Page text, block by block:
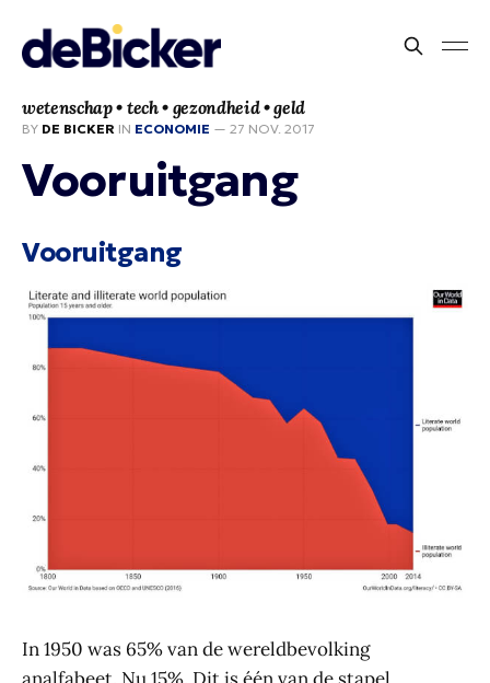
wetenschap • tech • gezondheid • geld
BY DE BICKER IN ECONOMIE — 27 NOV. 2017
Vooruitgang
Vooruitgang
In 1950 was 65% van de wereldbevolking